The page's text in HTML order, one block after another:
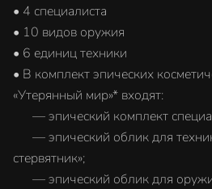
• 4 специалиста
• 10 видов оружия
• 6 единиц техники
• В комплект эпических
«Утерянный мир»* входят:
— эпический комплект
— эпический облик для
стервятник»;
— эпический облик для